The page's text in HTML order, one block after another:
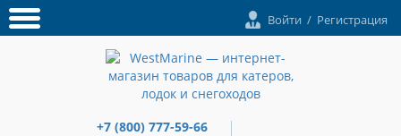
Войти / Регистрация
+7 (800) 777-59-66